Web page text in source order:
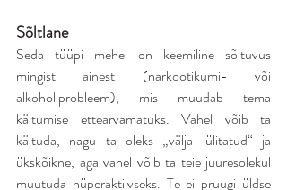
Sõltlane
Seda tüüpi mehel on keemiline sõltuvus
mingist ainest (narkootikumi- või
alkoholiprobleem), mis muudab tema
käitumise ettearvamatuks. Vahel võib ta
käituda, nagu ta oleks „välja lülitatud“ ja
ükskõikne, aga vahel võib ta teie juuresolekul
muutuda hüperaktiivseks. Te ei pruugi üldse